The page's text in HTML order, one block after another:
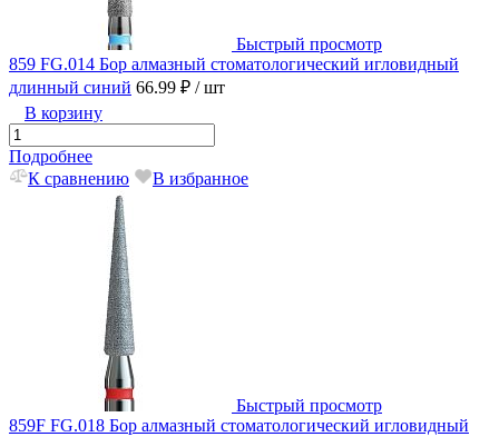
Быстрый просмотр
859 FG.014 Бор алмазный стоматологический игловидный
длинный синий 66.99 ₽ / шт
В корзину
Подробнее
К сравнению
В избранное
Быстрый просмотр
859F FG.018 Бор алмазный стоматологический игловидный